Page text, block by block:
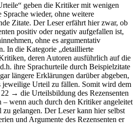
geben die Kritiker mit wenigen
wieder, ohne weitere
Zitate. Der Leser erfährt hier zwar, ob
positiv oder negativ aufgefallen ist,
ohne es argumentativ
In die Kategorie „detaillierte
deren Autoren ausführlich auf die
ihre Sprachurteile durch Beispielzitate
längere Erklärungen darüber abgeben,
jeweilige Urteil zu fällen. Somit wird dem
→ die Urteilsbildung des Rezensenten
– wenn auch durch den Kritiker angeleitet
gelangen. Der Leser kann hier selbst
und Argumente des Rezensenten er